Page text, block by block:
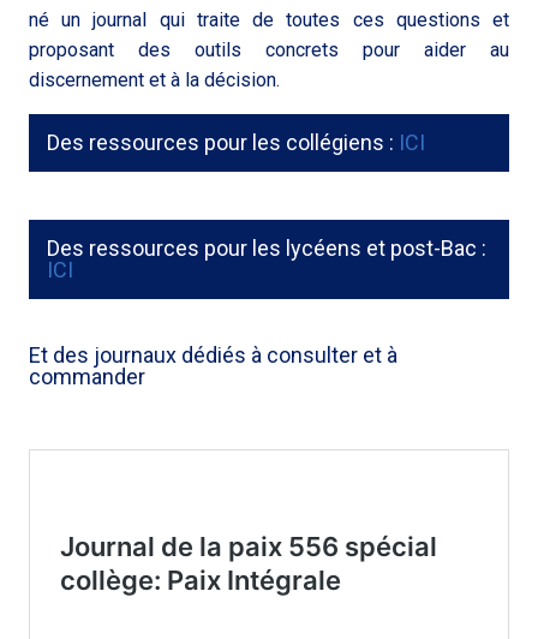
né un journal qui traite de toutes ces questions et
proposant des outils concrets pour aider au
discernement et à la décision.
Des ressources pour les collégiens : ICI
Des ressources pour les lycéens et post-Bac :
ICI
Et des journaux dédiés à consulter et à
commander